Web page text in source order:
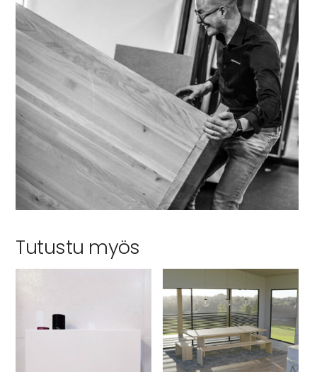
Tutustu myös